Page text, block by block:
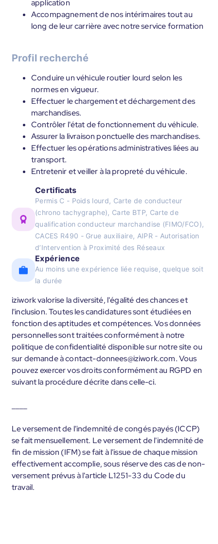
application
Accompagnement de nos intérimaires tout au
long de leur carrière avec notre service formation
Profil recherché
Conduire un véhicule routier lourd selon les
normes en vigueur.
Effectuer le chargement et déchargement des
marchandises.
Contrôler l'état de fonctionnement du véhicule.
Assurer la livraison ponctuelle des marchandises.
Effectuer les opérations administratives liées au
transport.
Entretenir et veiller à la propreté du véhicule.
Certificats
Permis C - Poids lourd, Carte de conducteur
(chrono tachygraphe), Carte BTP, Carte de
qualification conducteur marchandise (FIMO/FCO),
CACES R490 - Grue auxiliaire, AIPR - Autorisation
d’Intervention à Proximité des Réseaux
Expérience
Au moins une expérience liée requise, quelque soit
la durée
iziwork valorise la diversité, l'égalité des chances et
l'inclusion. Toutes les candidatures sont étudiées en
fonction des aptitudes et compétences. Vos données
personnelles sont traitées conformément à notre
politique de confidentialité disponible sur notre site ou
sur demande à contact-donnees@iziwork.com. Vous
pouvez exercer vos droits conformément au RGPD en
suivant la procédure décrite dans celle-ci.
Le versement de l'indemnité de congés payés (ICCP)
se fait mensuellement. Le versement de l'indemnité de
fin de mission (IFM) se fait à l'issue de chaque mission
effectivement accomplie, sous réserve des cas de non-
versement prévus à l'article L1251-33 du Code du
travail.